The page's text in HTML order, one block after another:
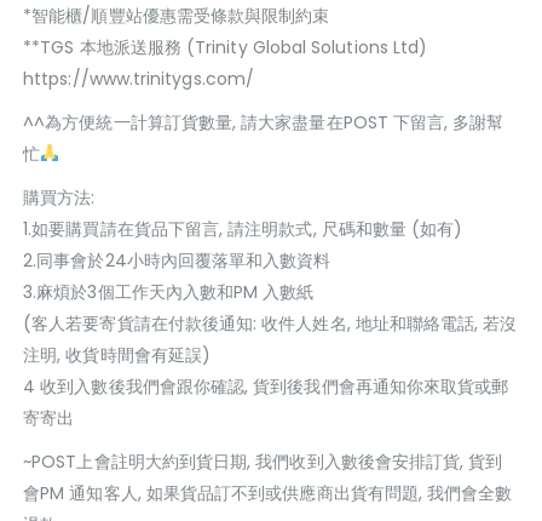
*智能櫃/順豐站優惠需受條款與限制約束
**TGS 本地派送服務 (Trinity Global Solutions Ltd)
https://www.trinitygs.com/
^^為方便統一計算訂貨數量, 請大家盡量在POST 下留言, 多謝幫
忙
購買方法:
1.如要購買請在貨品下留言, 請注明款式, 尺碼和數量 (如有)
2.同事會於24小時內回覆落單和入數資料
3.麻煩於3個工作天內入數和PM 入數紙
(客人若要寄貨請在付款後通知: 收件人姓名, 地址和聯絡電話, 若沒
注明, 收貨時間會有延誤)
4 收到入數後我們會跟你確認, 貨到後我們會再通知你來取貨或郵
寄寄出
~POST上會註明大約到貨日期, 我們收到入數後會安排訂貨, 貨到
會PM 通知客人, 如果貨品訂不到或供應商出貨有問題, 我們會全數